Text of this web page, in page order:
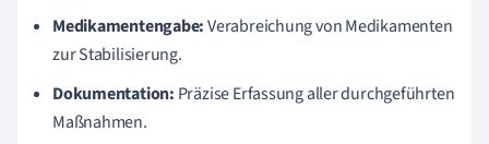
Medikamentengabe:Verabreichung von Medikamenten
zur Stabilisierung.
Dokumentation: Präzise Erfassung aller durchgeführten
Maßnahmen.